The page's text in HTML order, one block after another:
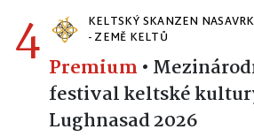
4
KELTSKÝ SKANZEN
- ZEMĚ KELTŮ
Premium •
festival keltské
Lughnasad 2026